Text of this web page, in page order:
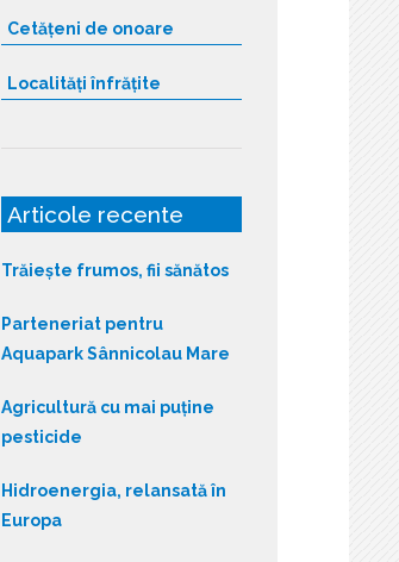
Cetățeni de onoare
Localități înfrățite
Articole recente
Trăiește frumos, fii sănătos
Parteneriat pentru
Aquapark Sânnicolau Mare
Agricultură cu mai puține
pesticide
Hidroenergia, relansată în
Europa